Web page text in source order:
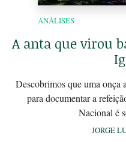
ANÁLISES
A anta que virou
Descobrimos que uma onça
para documentar a
Nacional é
JORGE